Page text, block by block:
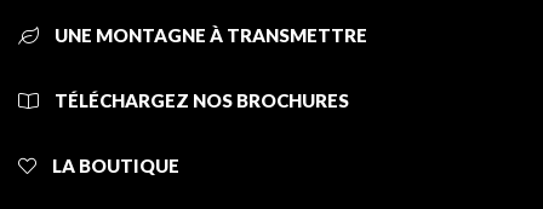
UNE MONTAGNE À TRANSMETTRE
TÉLÉCHARGEZ NOS BROCHURES
LA BOUTIQUE